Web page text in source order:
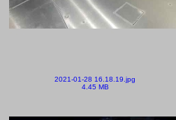
2021-01-28 16.18.19.jpg
4.45 MB